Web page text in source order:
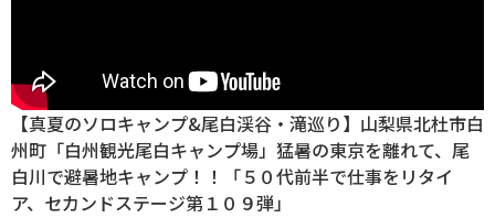
【真夏のソロキャンプ&尾白渓谷・滝巡り】山梨県北杜市白
州町「白州観光尾白キャンプ場」猛暑の東京を離れて、尾
白川で避暑地キャンプ！！「５０代前半で仕事をリタイ
ア、セカンドステージ第１０９弾」